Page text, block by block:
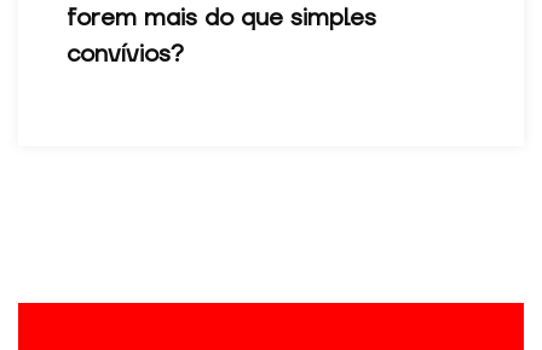
forem mais do que simples
convívios?